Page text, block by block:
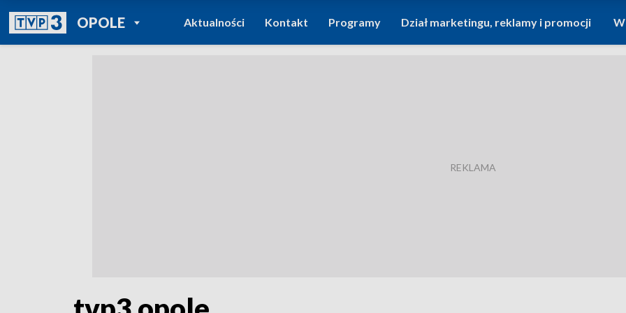
OPOLEPOWRÓT DO
TVP REGIONY
Aktualności Kontakt Programy Dział marketingu, reklamy i promocji